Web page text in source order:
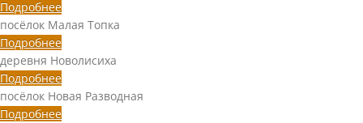
Подробнее
посёлок Малая Топка
Подробнее
деревня Новолисиха
Подробнее
посёлок Новая Разводная
Подробнее